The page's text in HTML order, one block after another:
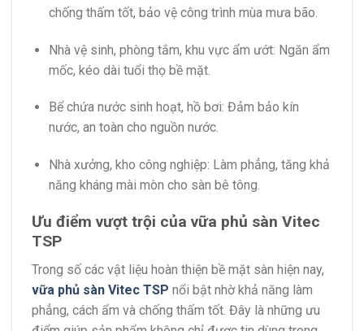
chống thấm tốt, bảo vệ công trình mùa mưa bão.
Nhà vệ sinh, phòng tắm, khu vực ẩm ướt: Ngăn ẩm
mốc, kéo dài tuổi thọ bề mặt.
Bể chứa nước sinh hoạt, hồ bơi: Đảm bảo kín
nước, an toàn cho nguồn nước.
Nhà xưởng, kho công nghiệp: Làm phẳng, tăng khả
năng kháng mài mòn cho sàn bê tông.
Ưu điểm vượt trội của vữa phủ sàn Vitec
TSP
Trong số các vật liệu hoàn thiện bề mặt sàn hiện nay,
vữa phủ sàn Vitec TSP nổi bật nhờ khả năng làm
phẳng, cách ẩm và chống thấm tốt. Đây là những ưu